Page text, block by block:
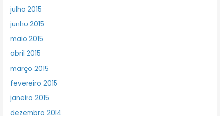
julho 2015
junho 2015
maio 2015
abril 2015
março 2015
fevereiro 2015
janeiro 2015
dezembro 2014